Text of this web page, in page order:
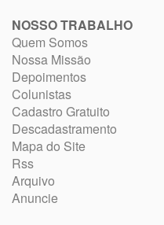
NOSSO TRABALHO
Quem Somos
Nossa Missão
Depoimentos
Colunistas
Cadastro Gratuito
Descadastramento
Mapa do Site
Rss
Arquivo
Anuncie